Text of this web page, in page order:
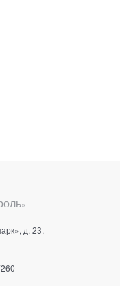
»
д. 23,